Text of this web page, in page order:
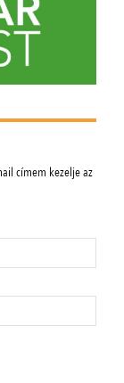
címem kezelje az